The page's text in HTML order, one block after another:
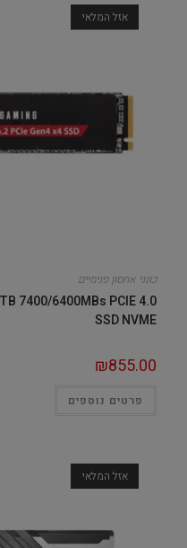
אזל המלאי
כונני אחסון פנימיים
7400/6400MBs PCIE 4.0
SSD NVME
₪855.00
פרטים נוספים
אזל המלאי